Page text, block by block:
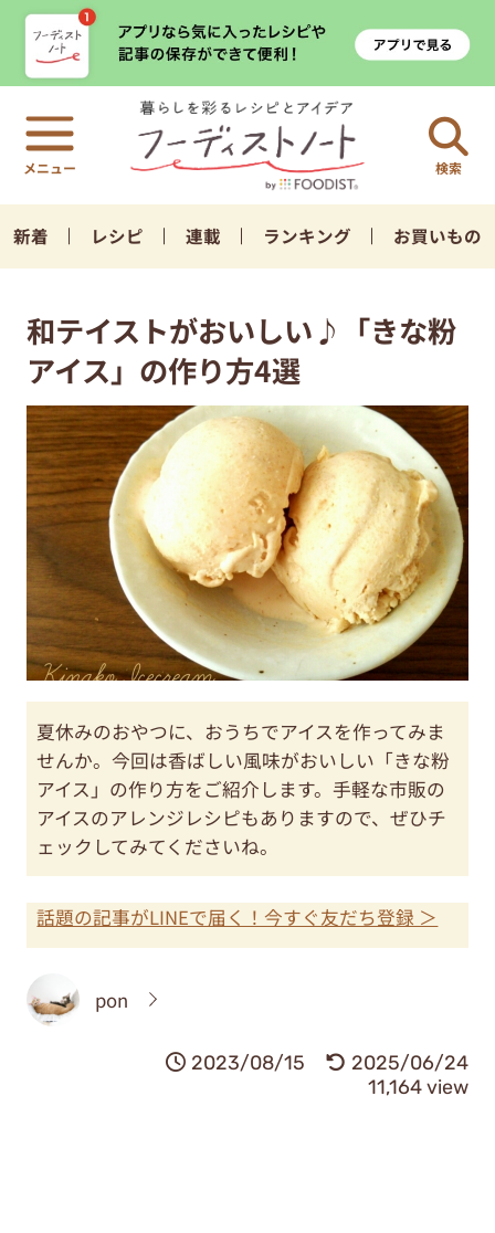
検索
新着 レシピ 連載 ランキング お買いもの
和テイストがおいしい♪「きな粉
アイス」の作り方4選
夏休みのおやつに、おうちでアイスを作ってみま
せんか。今回は香ばしい風味がおいしい「きな粉
アイス」の作り方をご紹介します。手軽な市販の
アイスのアレンジレシピもありますので、ぜひチ
ェックしてみてくださいね。
話題の記事がLINEで届く！今すぐ友だち登録 ＞
pon
2023/08/15
2025/06/24
11,164 view